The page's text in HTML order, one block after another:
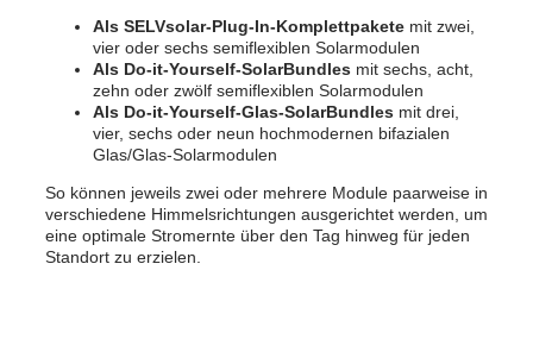
Als SELVsolar-Plug-In-Komplettpakete mit zwei,
vier oder sechs semiflexiblen Solarmodulen
Als Do-it-Yourself-SolarBundles mit sechs, acht,
zehn oder zwölf semiflexiblen Solarmodulen
Als Do-it-Yourself-Glas-SolarBundles mit drei,
vier, sechs oder neun hochmodernen bifazialen
Glas/Glas-Solarmodulen
So können jeweils zwei oder mehrere Module paarweise in
verschiedene Himmelsrichtungen ausgerichtet werden, um
eine optimale Stromernte über den Tag hinweg für jeden
Standort zu erzielen.